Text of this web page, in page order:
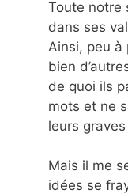
Toute notre
dans ses
Ainsi, peu à
bien
de quoi ils
mots et ne
leurs
Mais il me
idées se